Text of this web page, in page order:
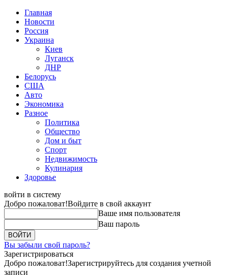
Главная
Новости
Россия
Украина
Киев
Луганск
ДНР
Белорусь
США
Авто
Экономика
Разное
Политика
Общество
Дом и быт
Спорт
Недвижимость
Кулинария
Здоровье
войти в систему
Добро пожаловат!Войдите в свой аккаунт
Ваше имя пользователя
Ваш пароль
Вы забыли свой пароль?
Зарегистрироваться
Добро пожаловат!Зарегистрируйтесь для создания учетной
записи